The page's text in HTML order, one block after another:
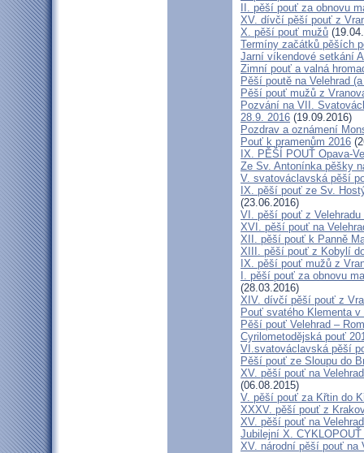
II. pěší pouť za obnovu
XV. dívčí pěší pouť z
X. pěší pouť mužů
Termíny začátků pěších
Jarní víkendové setkání
Zimní pouť a valná
Pěší poutě na Velehrad
Pěší pouť mužů z
Pozvání na VII.
28.9. 2016 (19.09.2016)
Pozdrav a oznámení
Pouť k pramenům 2016
IX. PĚŠÍ POUŤ Opava-
Ze Sv. Antonínka pěšky
V. svatováclavská pěší
IX. pěší pouť ze Sv.
(23.06.2016)
VI. pěší pouť z
XVI. pěší pouť na
XII. pěší pouť k Panně
XIII. pěší pouť z Kobylí
IX. pěší pouť mužů z
I. pěší pouť za obnovu
(28.03.2016)
XIV. dívčí pěší pouť z
Pouť svatého Klementa
Pěší pouť Velehrad –
Cyrilometodějská pouť
VI.svatováclavská pěší
Pěší pouť ze Sloupu do
XV. pěší pouť na
(06.08.2015)
V. pěší pouť za Křtin do
XXXV. pěší pouť z
XV. pěší pouť na
Jubilejní X.
XV. národní pěší pouť na